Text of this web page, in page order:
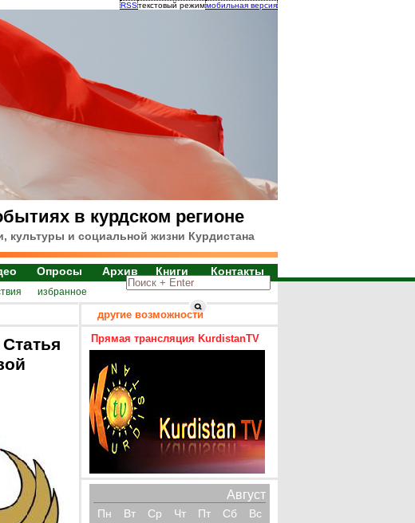
RSSтекстовый режиммобильная версия
в курдском регионе
культуры и социальной жизни Курдистана
Опросы Архив Книги Контакты
избранное
другие возможности
Прямая трансляция KurdistanTV
Август
Пн Вт Ср Чт Пт Сб
Вс